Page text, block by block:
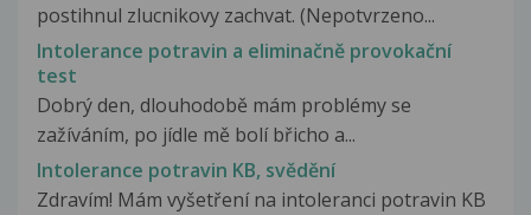
postihnul zlucnikovy zachvat. (Nepotvrzeno...
Intolerance potravin a eliminačně provokační
test
Dobrý den, dlouhodobě mám problémy se
zažíváním, po jídle mě bolí břicho a...
Intolerance potravin KB, svědění
Zdravím! Mám vyšetření na intoleranci potravin KB